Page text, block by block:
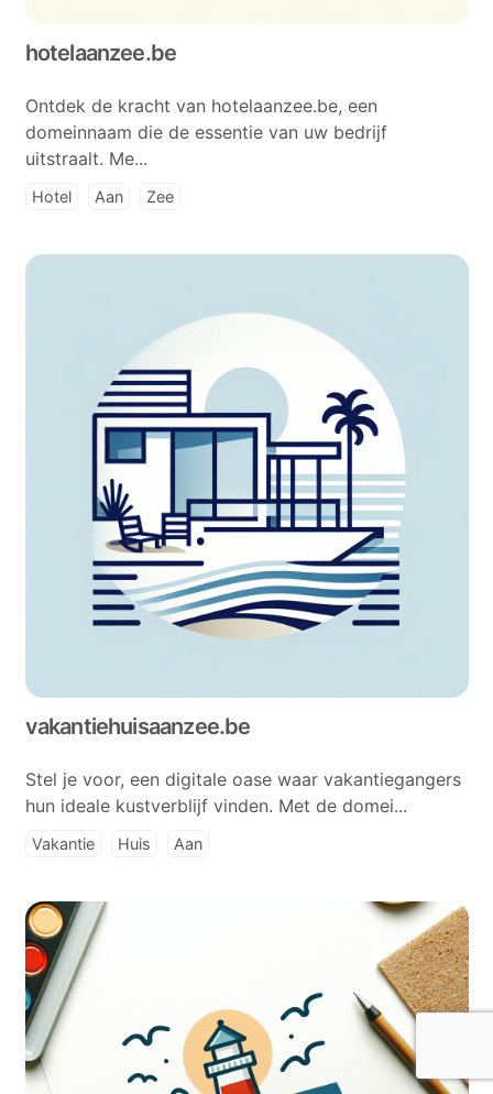
hotelaanzee.be
Ontdek de kracht van hotelaanzee.be, een
domeinnaam die de essentie van uw bedrijf
uitstraalt. Me...
Hotel Aan Zee
vakantiehuisaanzee.be
Stel je voor, een digitale oase waar vakantiegangers
hun ideale kustverblijf vinden. Met de domei...
Vakantie Huis Aan